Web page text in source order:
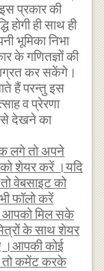
प्रकार की
होगी ही साथ ही
भूमिका निभा
के गणितज्ञों की
कर सकेंगे।
हैं परन्तु इस
व प्रेरणा
से देखने का
लगे तो अपने
शेयर करें ।यदि
वेबसाइट को
फॉलो करें
आपको मिल सके
के साथ शेयर
।आपकी कोई
तो कमेंट करके